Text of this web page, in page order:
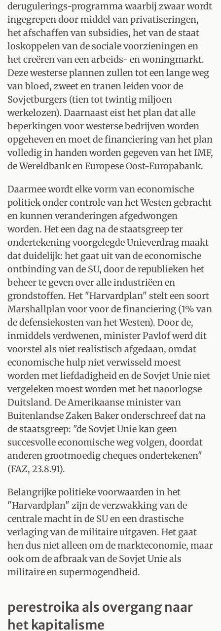
derugulerings-programma waarbij zwaar wordt
ingegrepen door middel van privatiseringen,
het afschaffen van subsidies, het van de staat
loskoppelen van de sociale voorzieningen en
het creëren van een arbeids- en woningmarkt.
Deze westerse plannen zullen tot een lange weg
van bloed, zweet en tranen leiden voor de
Sovjetburgers (tien tot twintig miljoen
werkelozen). Daarnaast eist het plan dat alle
beperkingen voor westerse bedrijven worden
opgeheven en moet de financiering van het plan
volledig in handen worden gegeven van het IMF,
de Wereldbank en Europese Oost-Europabank.
Daarmee wordt elke vorm van economische
politiek onder controle van het Westen gebracht
en kunnen veranderingen afgedwongen
worden. Het een dag na de staatsgreep ter
ondertekening voorgelegde Unieverdrag maakt
dat duidelijk: het gaat uit van de economische
ontbinding van de SU, door de republieken het
beheer te geven over alle industriëen en
grondstoffen. Het "Harvardplan" stelt een soort
Marshallplan voor voor de financiering (1% van
de defensiekosten van het Westen). Door de,
inmiddels verdwenen, minister Pavlof werd dit
voorstel als niet realistisch afgedaan, omdat
economische hulp niet verwisseld moest
worden met liefdadigheid en de Sovjet Unie niet
vergeleken moest worden met het naoorlogse
Duitsland. De Amerikaanse minister van
Buitenlandse Zaken Baker onderschreef dat na
de staatsgreep: "de Sovjet Unie kan geen
succesvolle economische weg volgen, doordat
anderen grootmoedig cheques ondertekenen"
(FAZ, 23.8.91).
Belangrijke politieke voorwaarden in het
"Harvardplan" zijn de verzwakking van de
centrale macht in de SU en een drastische
verlaging van de militaire uitgaven. Het gaat
hen dus niet alleen om de markteconomie, maar
ook om de afbraak van de Sovjet Unie als
militaire en supermogendheid.
perestroika als overgang naar
het kapitalisme